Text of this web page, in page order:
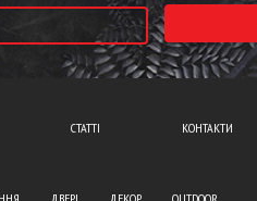
СТАТТІ КОНТАКТИ